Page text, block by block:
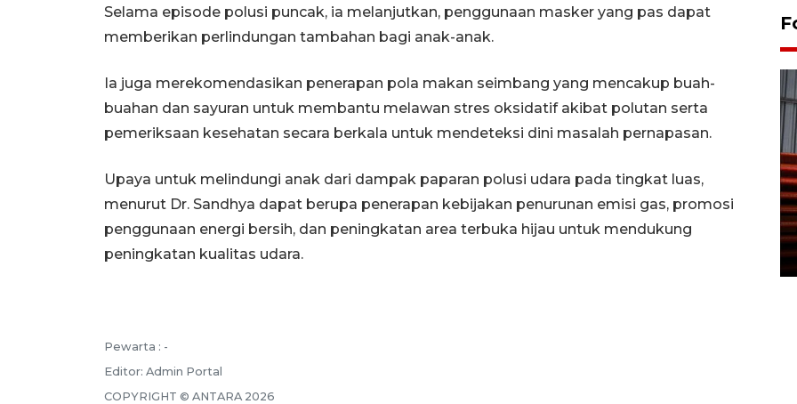
Selama episode polusi puncak, ia melanjutkan, penggunaan masker yang pas dapat
memberikan perlindungan tambahan bagi anak-anak.
Ia juga merekomendasikan penerapan pola makan seimbang yang mencakup buah-
buahan dan sayuran untuk membantu melawan stres oksidatif akibat polutan serta
pemeriksaan kesehatan secara berkala untuk mendeteksi dini masalah pernapasan.
Upaya untuk melindungi anak dari dampak paparan polusi udara pada tingkat luas,
menurut Dr. Sandhya dapat berupa penerapan kebijakan penurunan emisi gas, promosi
penggunaan energi bersih, dan peningkatan area terbuka hijau untuk mendukung
peningkatan kualitas udara.
Pewarta : -
Editor: Admin Portal
COPYRIGHT © ANTARA 2026
Prediksi puncak musim
kemarau di Kalimantan
Tengah